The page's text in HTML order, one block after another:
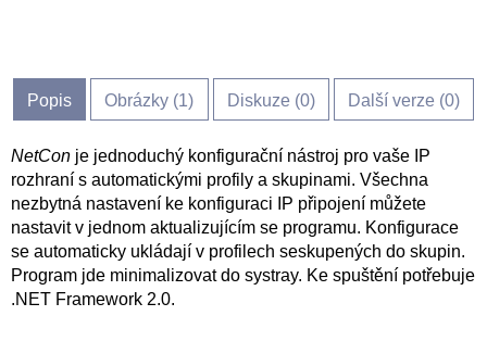
Popis Obrázky (1) Diskuze (0) Další verze (0)
NetCon je jednoduchý konfigurační nástroj pro vaše IP
rozhraní s automatickými profily a skupinami. Všechna
nezbytná nastavení ke konfiguraci IP připojení můžete
nastavit v jednom aktualizujícím se programu. Konfigurace
se automaticky ukládají v profilech seskupených do skupin.
Program jde minimalizovat do systray. Ke spuštění potřebuje
.NET Framework 2.0.